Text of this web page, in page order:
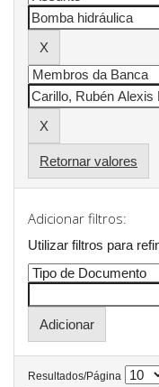
Retornar valores
Adicionar filtros:
Utilizar filtros para
Resultados/Página